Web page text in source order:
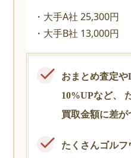
大手A社 25,300円
大手B社 13,000円
おまとめ査定
10%UPなど、
買取金額に差が
たくさんゴル